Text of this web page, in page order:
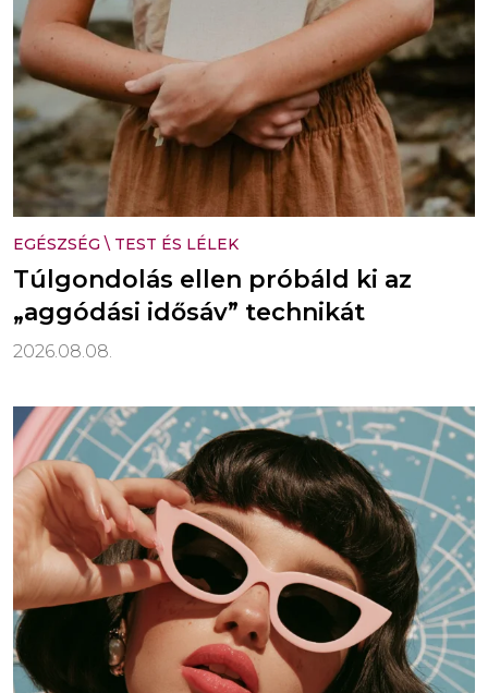
EGÉSZSÉG \ TEST ÉS LÉLEK
Túlgondolás ellen próbáld ki az
„aggódási idősáv” technikát
2026.08.08.